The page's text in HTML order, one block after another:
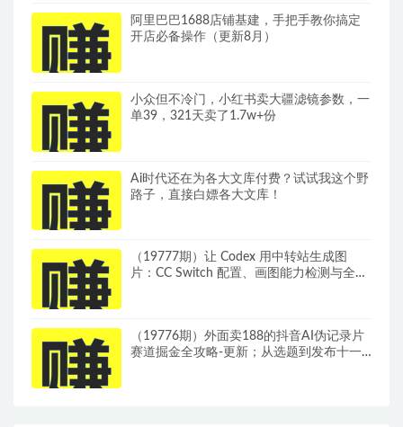
阿里巴巴1688店铺基建，手把手教你搞定
开店必备操作（更新8月）
小众但不冷门，小红书卖大疆滤镜参数，一
单39，321天卖了1.7w+份
Ai时代还在为各大文库付费？试试我这个野
路子，直接白嫖各大文库！
（19777期）让 Codex 用中转站生成图
片：CC Switch 配置、画图能力检测与全局
（19776期）外面卖188的抖音AI伪记录片
赛道掘金全攻略-更新；从选题到发布十一